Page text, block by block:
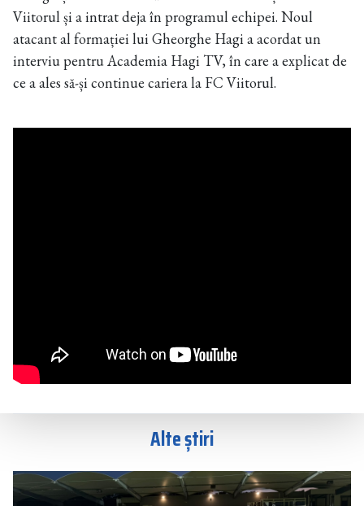
Viitorul și a intrat deja în programul echipei. Noul
atacant al formației lui Gheorghe Hagi a acordat un
interviu pentru Academia Hagi TV, în care a explicat de
ce a ales să-și continue cariera la FC Viitorul.
Alte știri